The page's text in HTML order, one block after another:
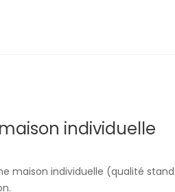
individuelle
maison individuelle (qualité